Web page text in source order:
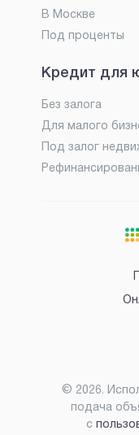
В Москве
Под проценты
Кредит для
Без залога
Для малого
Под залог
© 2026.
подача
с